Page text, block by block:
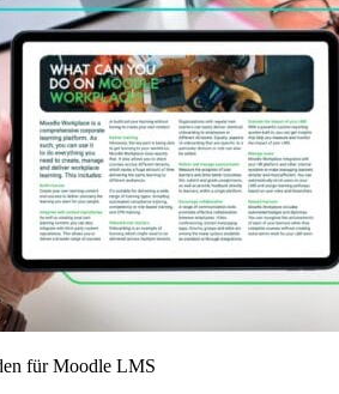
für Moodle LMS